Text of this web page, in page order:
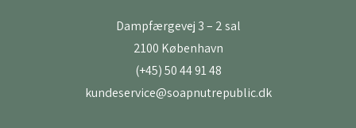
Dampfærgevej 3 – 2 sal
2100 København
(+45) 50 44 91 48
kundeservice@soapnutrepublic.dk